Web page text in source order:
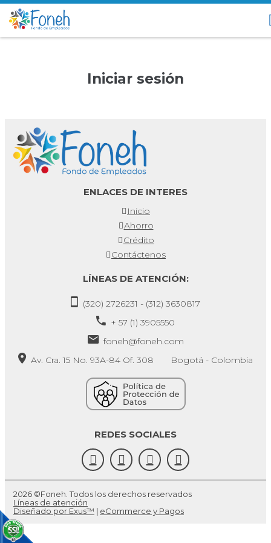
Iniciar sesión
ENLACES DE INTERES
Inicio
Ahorro
Crédito
Contáctenos
LÍNEAS DE ATENCIÓN:
(320) 2726231 - (312) 3630817
+ 57 (1) 3905550
foneh@foneh.com
Av. Cra. 15 No. 93A-84 Of. 308 Bogotá - Colombia
REDES SOCIALES
2026 ©Foneh. Todos los derechos reservados
Líneas de atención
Diseñado por Exus™ | eCommerce y Pagos